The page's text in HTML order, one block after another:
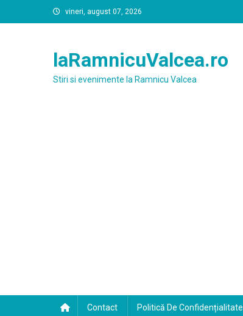
to
vineri, august 07, 2026
laRamnicuValcea.ro
Stiri si evenimente la Ramnicu Valcea
Contact Politică De Confidențialitate